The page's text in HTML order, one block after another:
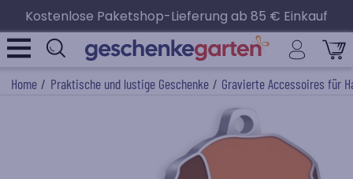
Kostenlose Paketshop-Lieferung ab 85 € Einkauf
Home / Praktische und lustige Geschenke / Gravierte Accessoires für